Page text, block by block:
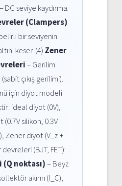
– DC seviye kaydırma.
(Clampers)
bir seviyenin
keser. (4) Zener
– Gerilim
çıkış gerilimi).
için diyot modeli
ideal diyot (0V),
silikon, 0.3V
Zener diyot (V_z +
(BJT, FET):
(Q noktası)– Beyz
akımı (I_C),